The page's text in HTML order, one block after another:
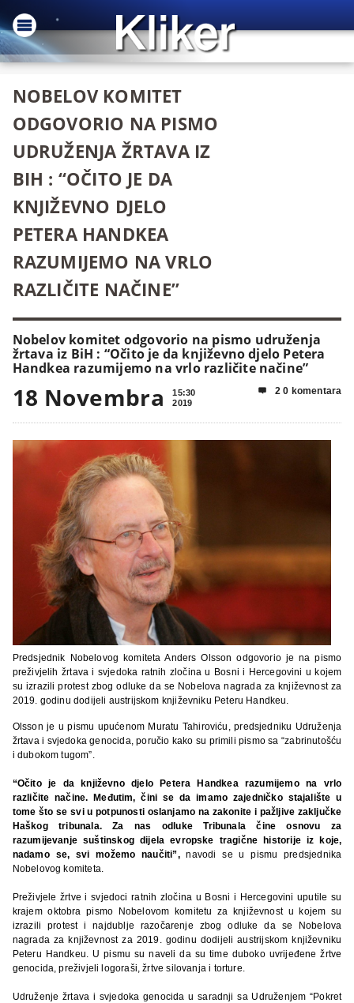
NOBELOV KOMITET
ODGOVORIO NA PISMO
UDRUŽENJA ŽRTAVA IZ
BIH : “OČITO JE DA
KNJIŽEVNO DJELO
PETERA HANDKEA
RAZUMIJEMO NA VRLO
RAZLIČITE NAČINE”
Nobelov komitet odgovorio na pismo udruženja
žrtava iz BiH : “Očito je da književno djelo Petera
Handkea razumijemo na vrlo različite načine”
18 Novembra
15:30
2019
 2 0 komentara
Predsjednik Nobelovog komiteta Anders Olsson odgovorio je na pismo
preživjelih žrtava i svjedoka ratnih zločina u Bosni i Hercegovini u kojem
su izrazili protest zbog odluke da se Nobelova nagrada za književnost za
2019. godinu dodijeli austrijskom književniku Peteru Handkeu.
Olsson je u pismu upućenom Muratu Tahiroviću, predsjedniku Udruženja
žrtava i svjedoka genocida, poručio kako su primili pismo sa “zabrinutošću
i dubokom tugom”.
“Očito je da književno djelo Petera Handkea razumijemo na vrlo
različite načine. Međutim, čini se da imamo zajedničko stajalište u
tome što se svi u potpunosti oslanjamo na zakonite i pažljive zaključke
Haškog tribunala. Za nas odluke Tribunala čine osnovu za
razumijevanje suštinskog dijela evropske tragične historije iz koje,
nadamo se, svi možemo naučiti”,navodi se u pismu predsjednika
Nobelovog komiteta.
Preživjele žrtve i svjedoci ratnih zločina u Bosni i Hercegovini uputile su
krajem oktobra pismo Nobelovom komitetu za književnost u kojem su
izrazili protest i najdublje razočarenje zbog odluke da se Nobelova
nagrada za književnost za 2019. godinu dodijeli austrijskom književniku
Peteru Handkeu. U pismu su naveli da su time duboko uvrijeđene žrtve
genocida, preživjeli logoraši, žrtve silovanja i torture.
Udruženje žrtava i svjedoka genocida u saradnji sa Udruženjem “Pokret